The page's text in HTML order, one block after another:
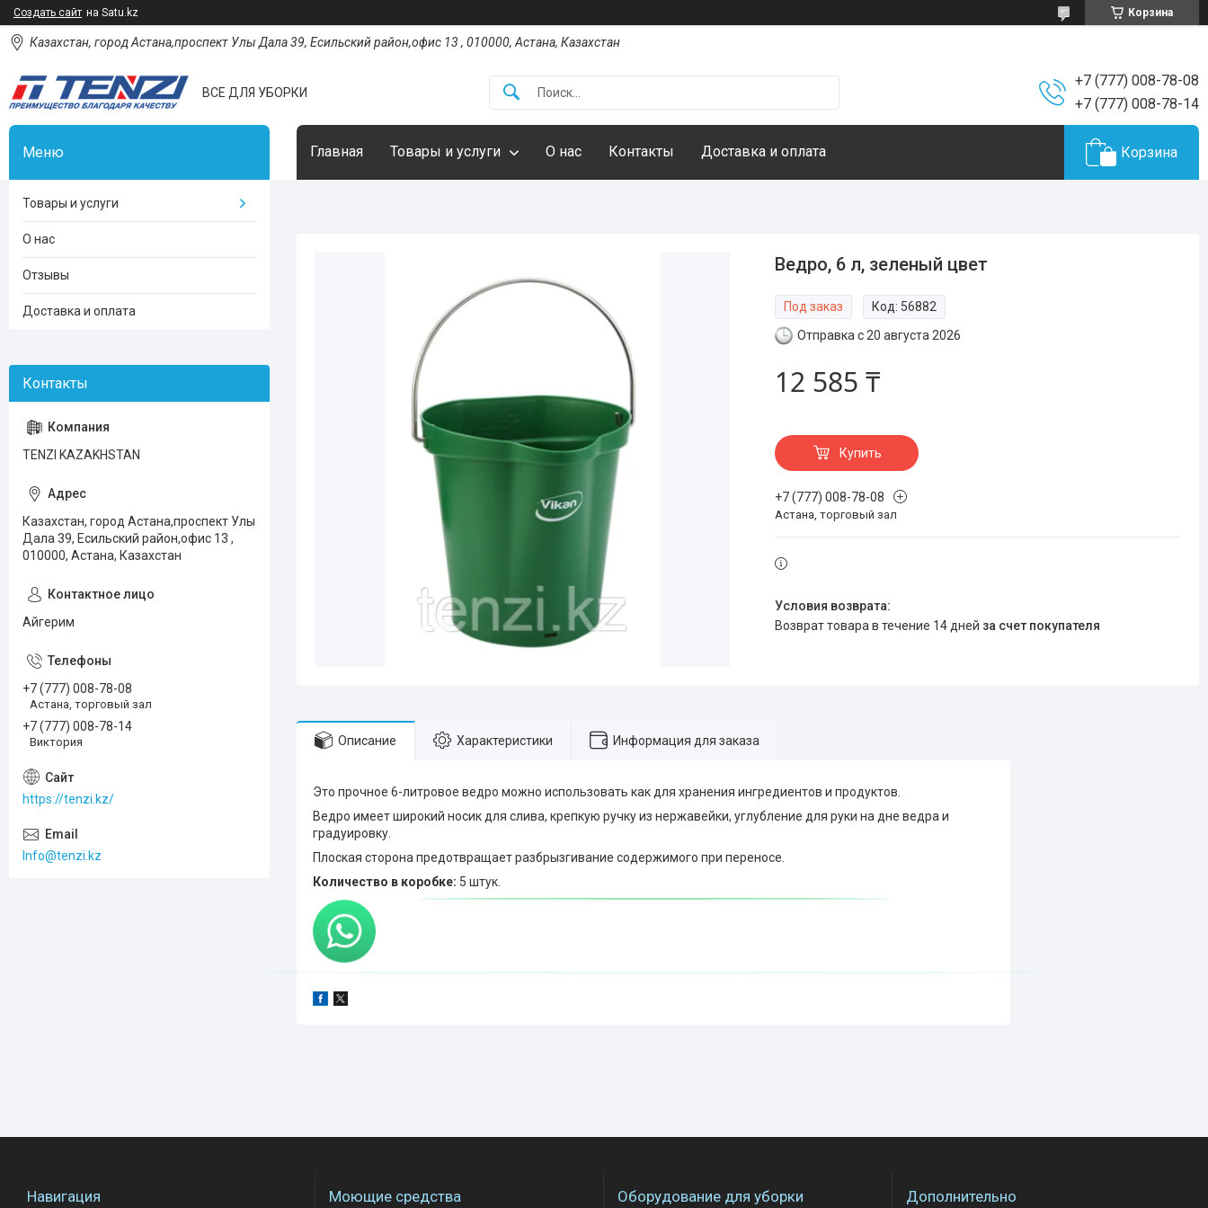
Создать сайт на Satu.kz Корзина
Казахстан, город Астана,проспект Улы Дала 39, Есильский район,офис 13 , 010000, Астана, Казахстан
ВСЕ ДЛЯ УБОРКИ
+7 (777) 008-78-08
+7 (777) 008-78-14
Главная Товары и услуги О нас Контакты Доставка и оплата Корзина
Ведро, 6 л, зеленый цвет
Под заказ Код: 56882
Отправка с 20 августа 2026
12 585 ₸
Купить
+7 (777) 008-78-08
Астана, торговый зал
возврат товара в течение 14 дней за счет покупателя
Описание Характеристики Информация для заказа
Это прочное 6-литровое ведро можно использовать как для хранения ингредиентов и продуктов.
Ведро имеет широкий носик для слива, крепкую ручку из нержавейки, углубление для руки на дне ведра и
градуировку.
Плоская сторона предотвращает разбрызгивание содержимого при переносе.
Количество в коробке: 5 штук.
Товары и услуги
О нас
Отзывы
Доставка и оплата
TENZI KAZAKHSTAN
Казахстан, город Астана,проспект Улы
Дала 39, Есильский район,офис 13 ,
010000, Астана, Казахстан
Айгерим
+7 (777) 008-78-08
Астана, торговый зал
+7 (777) 008-78-14
Виктория
https://tenzi.kz/
Info@tenzi.kz
Навигация Моющие средства Оборудование для уборки Дополнительно